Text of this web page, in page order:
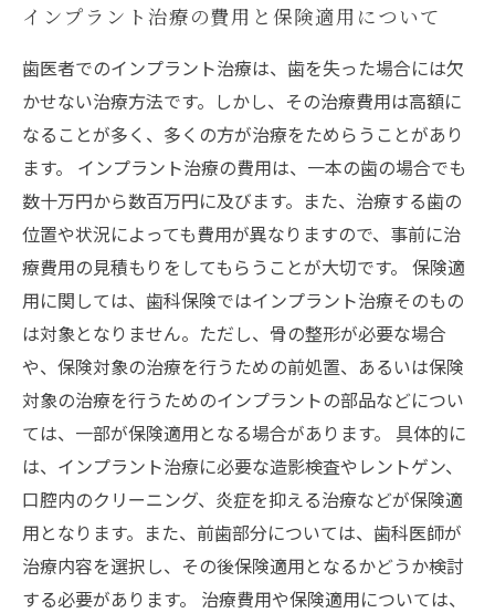
インプラント治療の費用と保険適用について
歯医者でのインプラント治療は、歯を失った場合には欠
かせない治療方法です。しかし、その治療費用は高額に
なることが多く、多くの方が治療をためらうことがあり
ます。 インプラント治療の費用は、一本の歯の場合でも
数十万円から数百万円に及びます。また、治療する歯の
位置や状況によっても費用が異なりますので、事前に治
療費用の見積もりをしてもらうことが大切です。 保険適
用に関しては、歯科保険ではインプラント治療そのもの
は対象となりません。ただし、骨の整形が必要な場合
や、保険対象の治療を行うための前処置、あるいは保険
対象の治療を行うためのインプラントの部品などについ
ては、一部が保険適用となる場合があります。 具体的に
は、インプラント治療に必要な造影検査やレントゲン、
口腔内のクリーニング、炎症を抑える治療などが保険適
用となります。また、前歯部分については、歯科医師が
治療内容を選択し、その後保険適用となるかどうか検討
する必要があります。 治療費用や保険適用については、